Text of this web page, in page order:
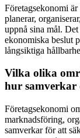
Företagsekonomi
planerar,
uppnå sina mål.
ekonomiska beslut
långsiktiga
Vilka olika
hur samverkar
Företagsekonomi
marknadsföring,
samverkar för att